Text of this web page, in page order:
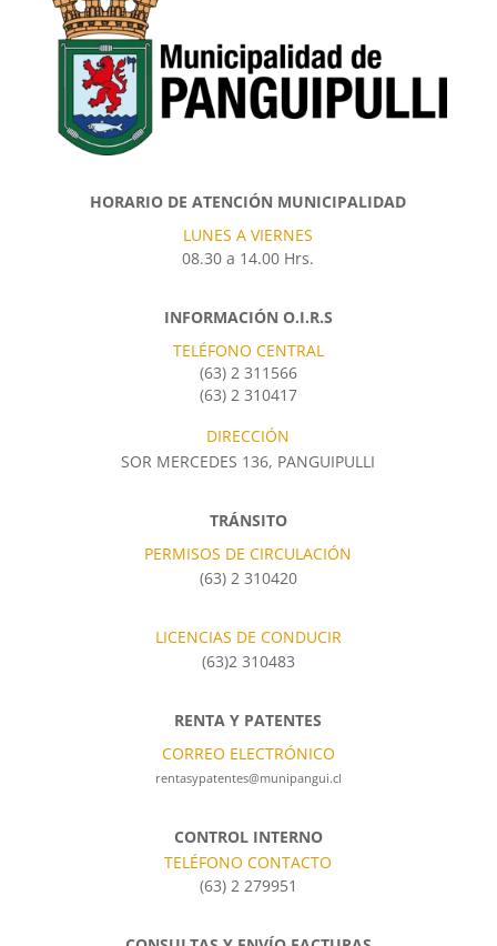
HORARIO DE ATENCIÓN MUNICIPALIDAD
LUNES A VIERNES
08.30 a 14.00 Hrs.
INFORMACIÓN O.I.R.S
TELÉFONO CENTRAL
(63) 2 311566
(63) 2 310417
DIRECCIÓN
SOR MERCEDES 136, PANGUIPULLI
TRÁNSITO
PERMISOS DE CIRCULACIÓN
(63) 2 310420
LICENCIAS DE CONDUCIR
(63)2 310483
RENTA Y PATENTES
CORREO ELECTRÓNICO
rentasypatentes@munipangui.cl
CONTROL INTERNO
TELÉFONO CONTACTO
(63) 2 279951